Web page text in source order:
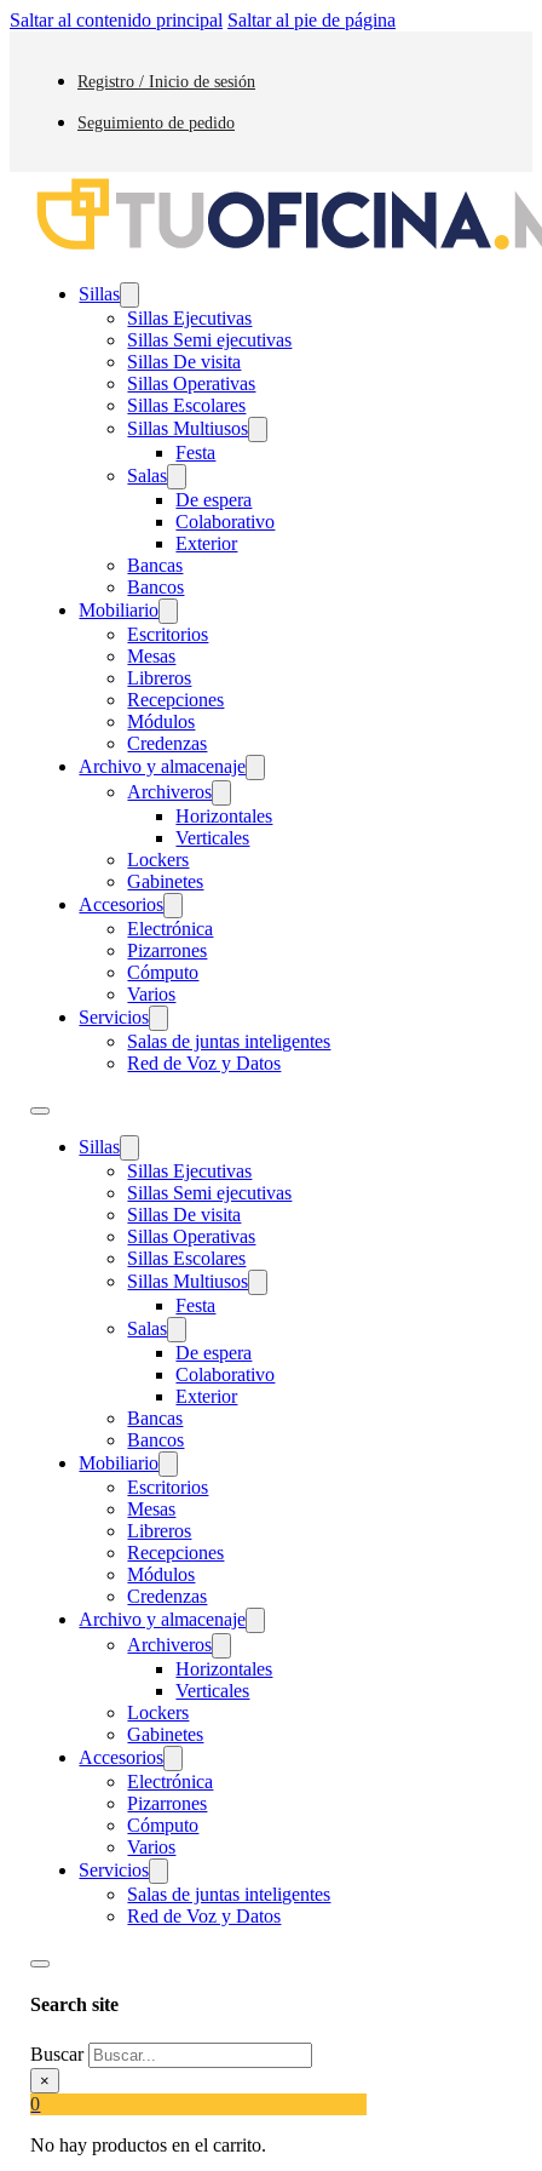
Saltar al contenido principal Saltar al pie de página
Registro / Inicio de sesión
Seguimiento de pedido
Sillas
Sillas Ejecutivas
Sillas Semi ejecutivas
Sillas De visita
Sillas Operativas
Sillas Escolares
Sillas Multiusos
Festa
Salas
De espera
Colaborativo
Exterior
Bancas
Bancos
Mobiliario
Escritorios
Mesas
Libreros
Recepciones
Módulos
Credenzas
Archivo y almacenaje
Archiveros
Horizontales
Verticales
Lockers
Gabinetes
Accesorios
Electrónica
Pizarrones
Cómputo
Varios
Servicios
Salas de juntas inteligentes
Red de Voz y Datos
Sillas
Sillas Ejecutivas
Sillas Semi ejecutivas
Sillas De visita
Sillas Operativas
Sillas Escolares
Sillas Multiusos
Festa
Salas
De espera
Colaborativo
Exterior
Bancas
Bancos
Mobiliario
Escritorios
Mesas
Libreros
Recepciones
Módulos
Credenzas
Archivo y almacenaje
Archiveros
Horizontales
Verticales
Lockers
Gabinetes
Accesorios
Electrónica
Pizarrones
Cómputo
Varios
Servicios
Salas de juntas inteligentes
Red de Voz y Datos
Search site
Buscar
×
0
No hay productos en el carrito.